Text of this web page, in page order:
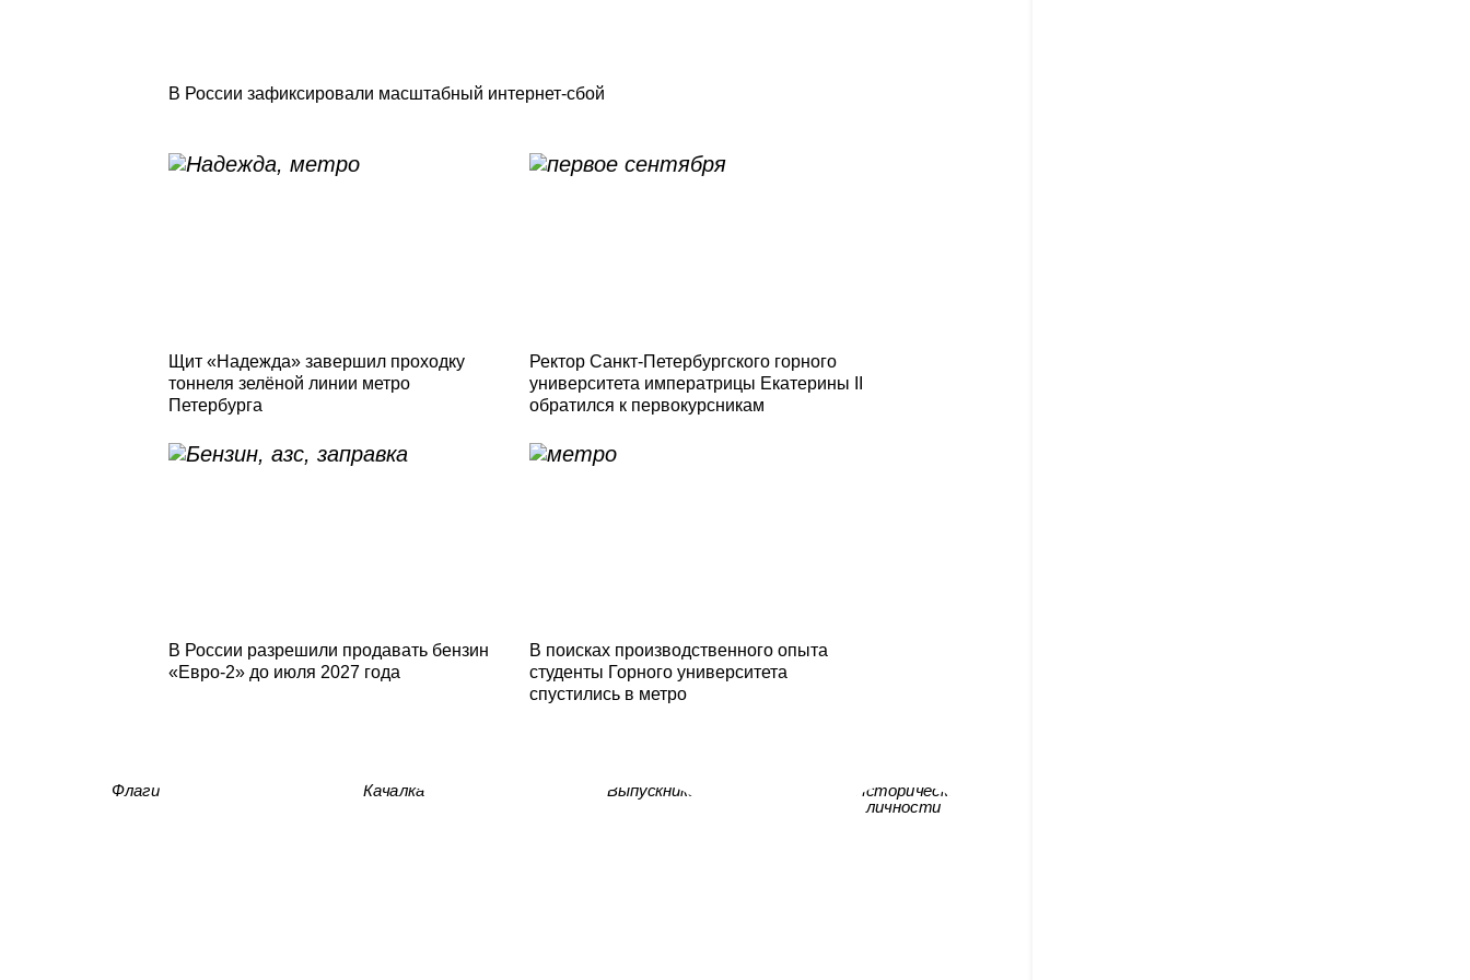
В России зафиксировали масштабный интернет-сбой
Щит «Надежда» завершил проходку
тоннеля зелёной линии метро
Петербурга
В России разрешили продавать бензин
«Евро-2» до июля 2027 года
Ректор Санкт-Петербургского горного
университета императрицы Екатерины II
обратился к первокурсникам
В поисках производственного опыта
студенты Горного университета
спустились в метро